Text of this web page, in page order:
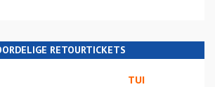
RETOURTICKETS
TUI